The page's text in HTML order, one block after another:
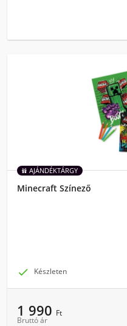
AJÁNDÉKTÁRGY
Minecraft Színező
 Készleten
1 990 Ft
Bruttó ár